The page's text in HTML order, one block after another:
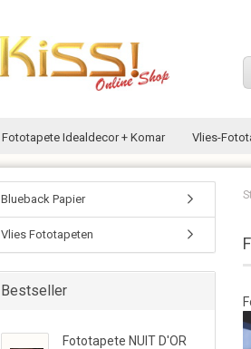
Fototapete Idealdecor + Komar Vlies-
Blueback Papier
Vlies Fototapeten
Bestseller
Fototapete NUIT D'OR